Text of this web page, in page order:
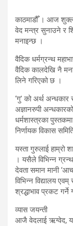
काठमाडौँ । आज शुक्ल
वेद मन्त्र सुनाउने र
मनाइन्छ ।
वैदिक धर्मग्रन्थ
वैदिक कालदेखि नै
लिने गरिएको छ ।
‘गु’ को अर्थ
अज्ञानरुपी
धर्मशास्त्रका
निर्णायक विकास
यस्ता गुरुलाई हाम्रो
। यसैले विभिन्न
देवता समान मानी
विभिन्न विद्यालय
श्रद्धाभाव प्रकट
व्यास जयन्ती
आजै वेदलाई ऋग्वेद,